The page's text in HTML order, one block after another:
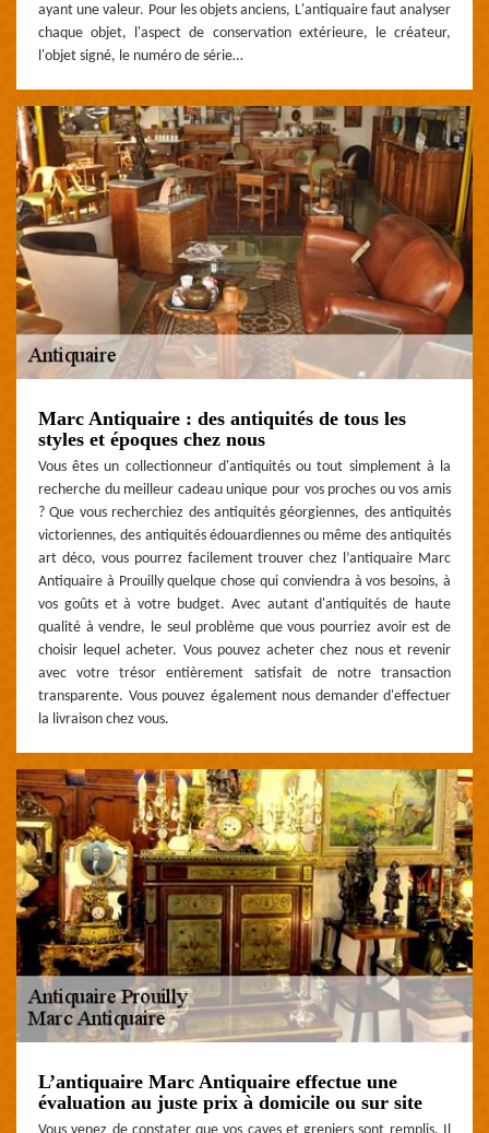
ayant une valeur. Pour les objets anciens, L'antiquaire faut analyser
chaque objet, l'aspect de conservation extérieure, le créateur,
l'objet signé, le numéro de série…
Marc Antiquaire : des antiquités de tous les
styles et époques chez nous
Vous êtes un collectionneur d'antiquités ou tout simplement à la
recherche du meilleur cadeau unique pour vos proches ou vos amis
? Que vous recherchiez des antiquités géorgiennes, des antiquités
victoriennes, des antiquités édouardiennes ou même des antiquités
art déco, vous pourrez facilement trouver chez l’antiquaire Marc
Antiquaire à Prouilly quelque chose qui conviendra à vos besoins, à
vos goûts et à votre budget. Avec autant d'antiquités de haute
qualité à vendre, le seul problème que vous pourriez avoir est de
choisir lequel acheter. Vous pouvez acheter chez nous et revenir
avec votre trésor entièrement satisfait de notre transaction
transparente. Vous pouvez également nous demander d'effectuer
la livraison chez vous.
L’antiquaire Marc Antiquaire effectue une
évaluation au juste prix à domicile ou sur site
Vous venez de constater que vos caves et greniers sont remplis. Il